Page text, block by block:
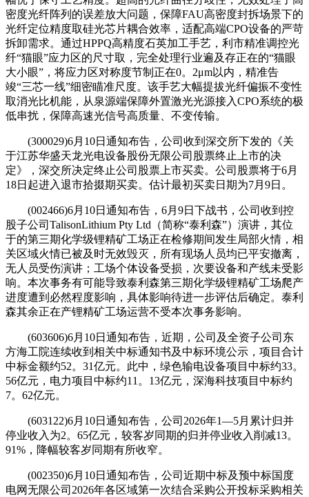
密度光纤阵列的误差放大问题，保障FAU高密度封拆场景下的
光纤定位精度取硅光芯片耦合效率，适配高端CPO设备的严苛
拆卸需求。通过HPPQ高精度石英加工手艺，利市精准调控光
纤“猫眼”应力区的尺寸取，完全处理行业遍及存正在的“猫眼
大小眼”，将应力区对称度节制正在0。2μm以内，精准告
竣“三芯一线”细密瞄准尺度。该手艺大幅提拔光纤偏振不变性
取消光比机能，从泉源端保障外置激光光源接入CPO系统的极
低串扰，保障高速光信号高质量、不变传输。
(300029)6月10日通知布告，公司收到深交所下发的《关
于江苏华盛天龙光电设备股份无限公司股票终止上市的决
定》，深交所决定终止公司股票上市买卖。公司股票将于6月
18日起进入退市拾掇期买卖。估计最初买卖日期为7月9日。
(002466)6月10日通知布告，6月9日下战书，公司收到控
股子公司TalisonLithium Pty Ltd（简称“泰利森”）演讲，其位
于的第三期化学级锂精矿工场正在检修期间发生局部火情，相
关区域火情已被及时无效毁灭，所有现场人员均已平安撤离，
无人员受伤演讲；工场个体设备受损，次要设备和产线未受影
响。本次事务有可能导致泰利森第三期化学级锂精矿工场爬产
进度遭到必然程度影响，具体影响待进一步评估后确定。泰利
森其余正在产锂精矿工场运营不受本次事务影响。
(603606)6月10日通知布告，近期，公司及全资子公司东
方海工院连续收到相关中标通知书及中标环境公示，项目合计
中标金额约52。31亿元。此中，绿色输电设备项目中标约33。
56亿元，电力项目中标约11。13亿元，深海科技项目中标约
7。62亿元。
(603122)6月10日通知布告，公司2026年1—5月累计归并
停业收入为2。65亿元，较客岁同期的归并停业收入削减13。
91%，降幅较客岁同期有所收窄。
(002350)6月10日通知布告，公司近期中标及预中标国度
电网无限公司2026年各区域第一次结合采购公开投标采购相关